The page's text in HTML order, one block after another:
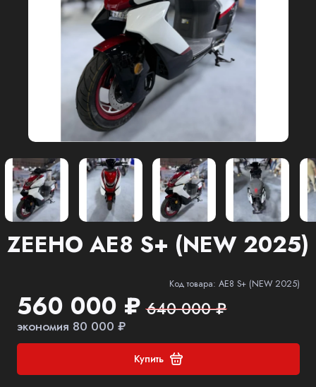
ZEEHO AE8 S+ (NEW 2025)
Код товара: AE8 S+ (NEW 2025)
560 000 ₽ 640 000 ₽
экономия 80 000 ₽
Купить